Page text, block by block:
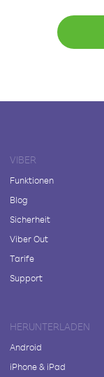
VIBER
Funktionen
Blog
Sicherheit
Viber Out
Tarife
Support
HERUNTERLADEN
Android
iPhone & iPad